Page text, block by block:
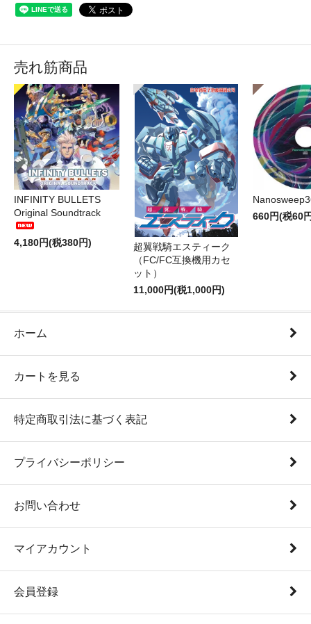
売れ筋商品
INFINITY BULLETS
Original Soundtrack
4,180円(税380円)
超翼戦騎エスティーク
（FC/FC互換機用カセ
ット）
11,000円(税1,000円)
660円(税60
ホーム
カートを見る
特定商取引法に基づく表記
プライバシーポリシー
お問い合わせ
マイアカウント
会員登録